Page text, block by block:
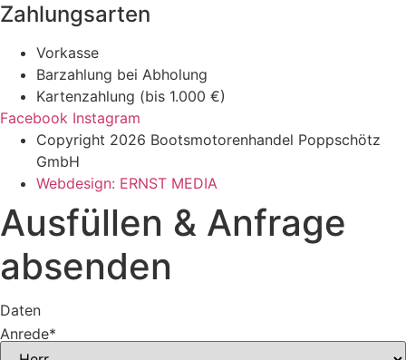
Zahlungsarten
Vorkasse
Barzahlung bei Abholung
Kartenzahlung (bis 1.000 €)
Facebook Instagram
Copyright 2026 Bootsmotorenhandel Poppschötz
GmbH
Webdesign: ERNST MEDIA
Ausfüllen & Anfrage
absenden
Daten
Anrede*